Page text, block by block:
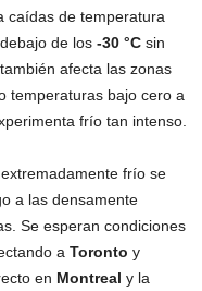
caídas de temperatura
de los -30 °C sin
afecta las zonas
temperaturas bajo cero a
frío tan intenso.
frío se
a las densamente
Se esperan condiciones
a Toronto y
en Montreal y la